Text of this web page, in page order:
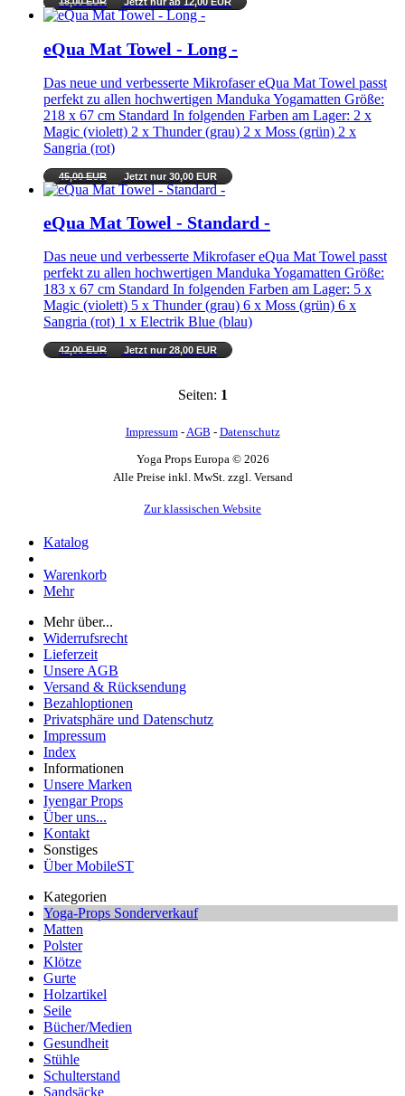
18,00 EUR Jetzt nur ab 12,00 EUR
eQua Mat Towel - Long -
Das neue und verbesserte Mikrofaser eQua Mat Towel passt
perfekt zu allen hochwertigen Manduka Yogamatten Größe:
218 x 67 cm Standard In folgenden Farben am Lager: 2 x
Magic (violett) 2 x Thunder (grau) 2 x Moss (grün) 2 x
Sangria (rot)
45,00 EUR Jetzt nur 30,00 EUR
eQua Mat Towel - Standard -
Das neue und verbesserte Mikrofaser eQua Mat Towel passt
perfekt zu allen hochwertigen Manduka Yogamatten Größe:
183 x 67 cm Standard In folgenden Farben am Lager: 5 x
Magic (violett) 5 x Thunder (grau) 6 x Moss (grün) 6 x
Sangria (rot) 1 x Electrik Blue (blau)
42,00 EUR Jetzt nur 28,00 EUR
Seiten: 1
Impressum-AGB - Datenschutz
Yoga Props Europa © 2026
Alle Preise inkl. MwSt. zzgl. Versand
Zur klassischen Website
Katalog
Warenkorb
Mehr
Mehr über...
Widerrufsrecht
Lieferzeit
Unsere AGB
Versand & Rücksendung
Bezahloptionen
Privatsphäre und Datenschutz
Impressum
Index
Informationen
Unsere Marken
Iyengar Props
Über uns...
Kontakt
Sonstiges
Über MobileST
Kategorien
Yoga-Props Sonderverkauf
Matten
Polster
Klötze
Gurte
Holzartikel
Seile
Bücher/Medien
Gesundheit
Stühle
Schulterstand
Sandsäcke